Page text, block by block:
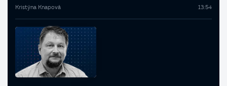
Kristýna Knapová 13:54